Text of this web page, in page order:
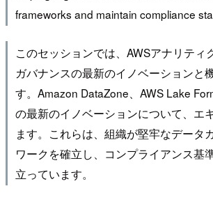
frameworks and maintain compliance
このセッションでは、AWSアナリティ
ガバナンスの最新のイノベーションと
す。Amazon DataZone、AWS Lake
の最新のイノベーションについて、エ
ます。これらは、組織が堅牢なデータ
ワークを確立し、コンプライアンス基
立っています。